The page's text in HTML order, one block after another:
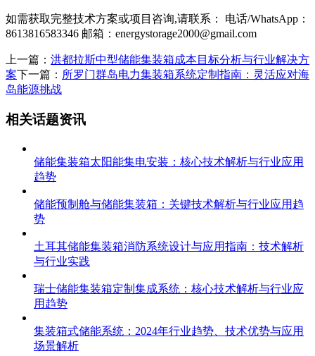
如需获取完整技术方案或项目咨询,请联系： 电话/WhatsApp：
8613816583346 邮箱： energystorage2000@gmail.com
上一篇： 洪都拉斯中型储能集装箱成本目标分析与行业解决方
案下一篇： 所罗门群岛电力集装箱系统定制指南：灵活应对海
岛能源挑战
相关话题资讯
储能集装箱太阳能集电安装：核心技术解析与行业应用
趋势
储能预制舱与储能集装箱：关键技术解析与行业应用趋
势
土耳其储能集装箱消防系统设计与应用指南：技术解析
与行业实践
瑞士储能集装箱定制集成系统：核心技术解析与行业应
用趋势
集装箱式储能系统：2024年行业趋势、技术优势与应用
场景解析